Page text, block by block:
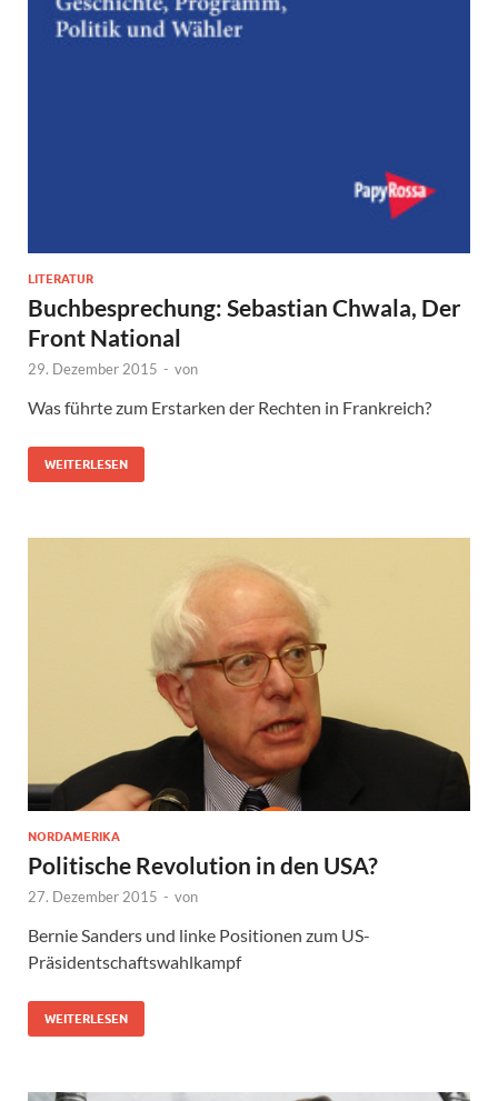
LITERATUR
Buchbesprechung: Sebastian Chwala, Der
Front National
29. Dezember 2015 - von
Was führte zum Erstarken der Rechten in Frankreich?
WEITERLESEN
NORDAMERIKA
Politische Revolution in den USA?
27. Dezember 2015 - von
Bernie Sanders und linke Positionen zum US-
Präsidentschaftswahlkampf
WEITERLESEN